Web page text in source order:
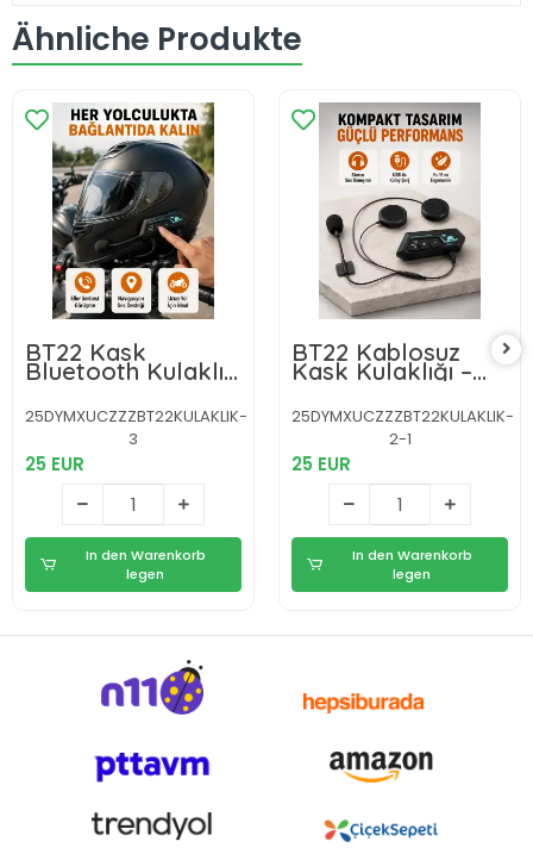
Ähnliche Produkte
BT22 Kask
Bluetooth Kulaklık
5.0 – Suya
Dayanıklı, Gürültü
Önleyici, Uzun Pil
Ömürlü Yeni Nesil
25DYMXUCZZZBT22KULAKLIK-
3
25 EUR
In den Warenkorb
legen
BT22 Kablosuz
Kask Kulaklığı –
Bluetooth 5.0,
Intercom, Su
Geçirmez ve Uzun
Ömürlü Batarya
Yeni Nesil
25DYMXUCZZZBT22KULAKLIK-
2-1
25 EUR
In den Warenkorb
legen